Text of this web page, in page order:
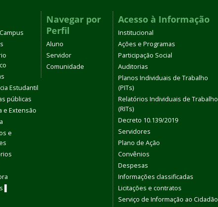
Estudantil
públicas
e Extensão
e
▌
Navegar por
Perfil
Aluno
Servidor
Comunidade
Acesso à Informação
Institucional
Ações e Programas
Participação Social
Auditorias
Planos Individuais de Trabalho
(PITs)
Relatórios Individuais de Trabalho
(RITs)
Decreto 10.139/2019
Servidores
Plano de Ação
Convênios
Despesas
Informações classificadas
Licitações e contratos
Serviço de Informação ao Cidadão